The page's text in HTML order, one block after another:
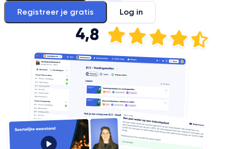
Registreer je gratis Log in